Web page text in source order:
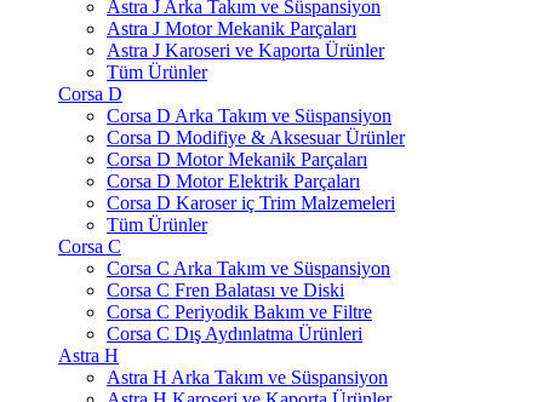
Astra J Arka Takım ve Süspansiyon
Astra J Motor Mekanik Parçaları
Astra J Karoseri ve Kaporta Ürünler
Tüm Ürünler
Corsa D
Corsa D Arka Takım ve Süspansiyon
Corsa D Modifiye & Aksesuar Ürünler
Corsa D Motor Mekanik Parçaları
Corsa D Motor Elektrik Parçaları
Corsa D Karoser iç Trim Malzemeleri
Tüm Ürünler
Corsa C
Corsa C Arka Takım ve Süspansiyon
Corsa C Fren Balatası ve Diski
Corsa C Periyodik Bakım ve Filtre
Corsa C Dış Aydınlatma Ürünleri
Astra H
Astra H Arka Takım ve Süspansiyon